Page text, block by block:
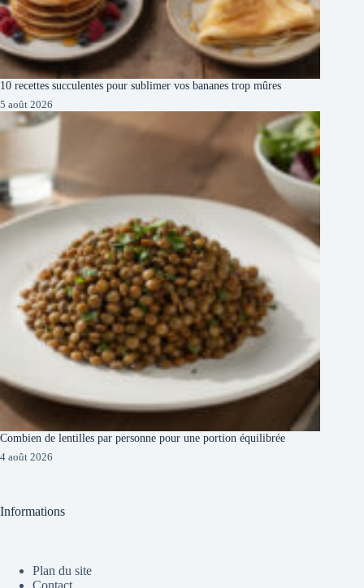
10 recettes succulentes pour sublimer vos bananes trop mûres
5 août 2026
Combien de lentilles par personne pour une portion équilibrée
4 août 2026
Informations
Plan du site
Contact